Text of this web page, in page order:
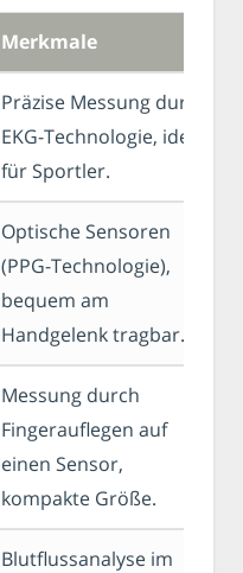
Merkmale
Präzise Messung durch
EKG-Technologie, ideal
für Sportler.
Optische Sensoren
(PPG-Technologie),
bequem am
Handgelenk tragbar.
Messung durch
Fingerauflegen auf
einen Sensor,
kompakte Größe.
Blutflussanalyse im